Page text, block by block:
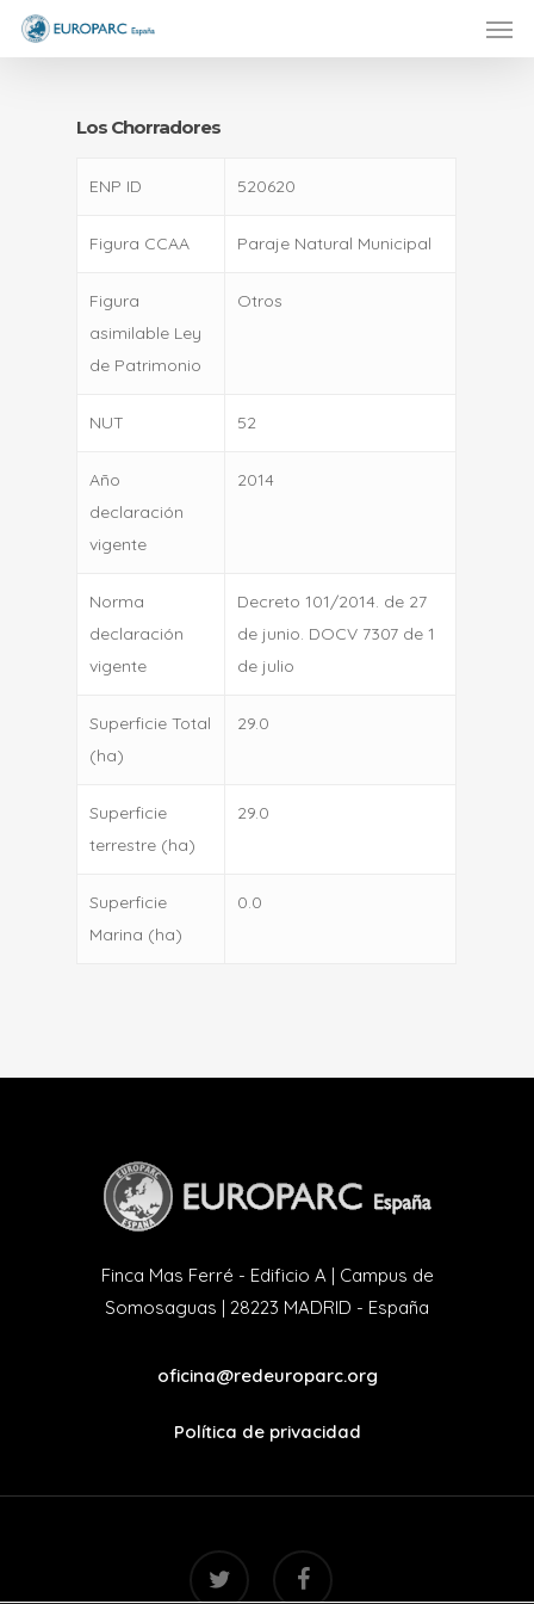
Skip
Los Chorradores
ENP ID 520620
Figura CCAA Paraje Natural Municipal
Figura
asimilable Ley
de Patrimonio
Otros
NUT 52
Año
declaración
vigente
2014
Norma
declaración
vigente
Decreto 101/2014. de 27
de junio. DOCV 7307 de 1
de julio
Superficie Total
(ha)
29.0
Superficie
terrestre (ha)
29.0
Superficie
Marina (ha)
0.0
Finca Mas Ferré - Edificio A | Campus de
Somosaguas | 28223 MADRID - España
oficina@redeuroparc.org
Política de privacidad
twitter facebook